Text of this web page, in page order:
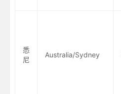
悉
尼
Australia/Sydney